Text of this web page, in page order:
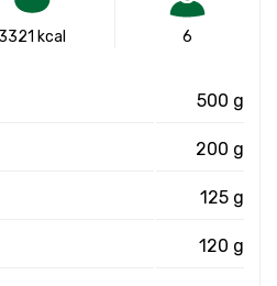
3321 kcal 6
500 g
200 g
125 g
120 g